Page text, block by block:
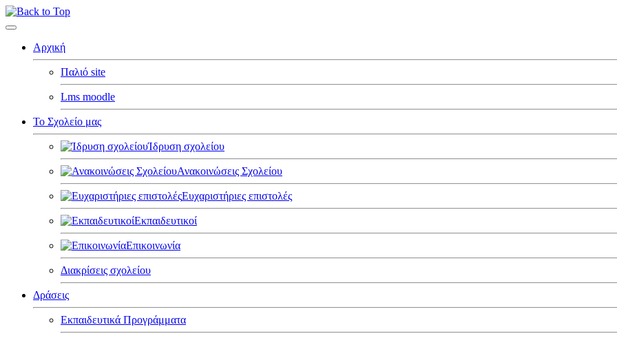
Αρχική
Παλιό site
Lms moodle
Το Σχολείο μας
Ίδρυση σχολείου
Ανακοινώσεις Σχολείου
Ευχαριστήριες επιστολές
Εκπαιδευτικοί
Επικοινωνία
Διακρίσεις σχολείου
Δράσεις
Εκπαιδευτικά Προγράμματα